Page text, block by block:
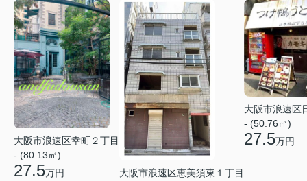
大阪市浪速区幸町２丁目
- (80.13㎡)
27.5万円
大阪市浪速区恵美須東１丁目
大阪市浪速区
- (50.76㎡)
27.5万円